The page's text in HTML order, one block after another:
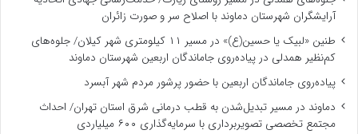
آرایشگران شهرستان دماوند با اصلاح سر و صورت زائران
طنین «لبیک یا حسین(ع)» در مسیر ۱۱ کیلومتری شهر کیلان/ جلوه‌های
کم‌نظیر همدلی در پیاده‌روی جاماندگان اربعین شهرستان دماوند
پیاده‌روی جاماندگان اربعین با حضور پرشور مردم شهر آبسرد
دماوند در مسیر تبدیل‌شدن به قطب درمانی شرق استان تهران/ احداث
مجتمع تخصصی تصویربرداری با سرمایه‌گذاری ۶۰۰ میلیاردی